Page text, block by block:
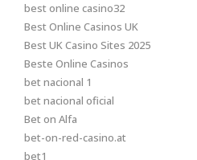
best online casino32
Best Online Casinos UK
Best UK Casino Sites 2025
Beste Online Casinos
bet nacional 1
bet nacional oficial
Bet on Alfa
bet-on-red-casino.at
bet1